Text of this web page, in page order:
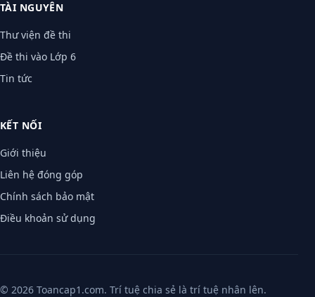
TÀI NGUYÊN
Thư viện đề thi
Đề thi vào Lớp 6
Tin tức
KẾT NỐI
Giới thiệu
Liên hệ đóng góp
Chính sách bảo mật
Điều khoản sử dụng
© 2026 Toancap1.com. Trí tuệ chia sẻ là trí tuệ nhân lên.